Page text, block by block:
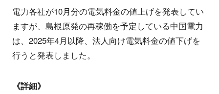
電力各社が10月分の電気料金の値上げを発表してい
ますが、島根原発の再稼働を予定している中国電力
は、2025年4月以降、法人向け電気料金の値下げを
行うと発表しました。
《詳細》